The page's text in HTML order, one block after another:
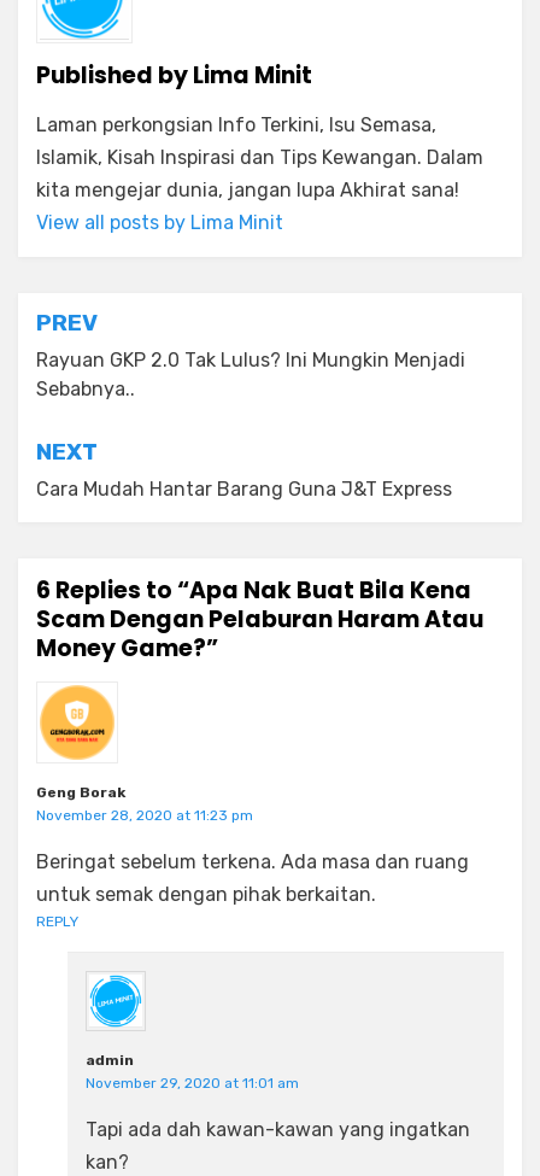
Published byLima Minit
Laman perkongsian Info Terkini, Isu Semasa,
Islamik, Kisah Inspirasi dan Tips Kewangan. Dalam
kita mengejar dunia, jangan lupa Akhirat sana!
View all posts by Lima Minit
Post
navigation
PREV
Rayuan GKP 2.0 Tak Lulus? Ini Mungkin Menjadi
Sebabnya..
NEXT
Cara Mudah Hantar Barang Guna J&T Express
6 Replies to “Apa Nak Buat Bila Kena
Scam Dengan Pelaburan Haram Atau
Money Game?”
Geng Borak
November 28, 2020 at 11:23 pm
Beringat sebelum terkena. Ada masa dan ruang
untuk semak dengan pihak berkaitan.
REPLY
admin
November 29, 2020 at 11:01 am
Tapi ada dah kawan-kawan yang ingatkan
kan?